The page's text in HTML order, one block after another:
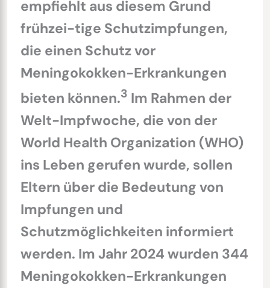
empfiehlt aus diesem Grund
frühzei-tige Schutzimpfungen,
die einen Schutz vor
Meningokokken-Erkrankungen
bieten können.3 Im Rahmen der
Welt-Impfwoche, die von der
World Health Organization (WHO)
ins Leben gerufen wurde, sollen
Eltern über die Bedeutung von
Impfungen und
Schutzmöglichkeiten informiert
werden. Im Jahr 2024 wurden 344
Meningokokken-Erkrankungen